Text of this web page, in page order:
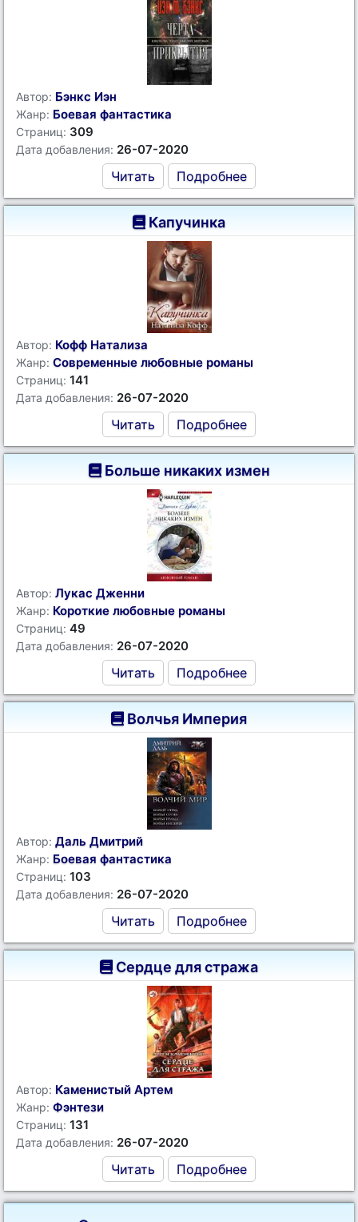
Автор: Бэнкс Иэн
Жанр: Боевая фантастика
Страниц: 309
Дата добавления: 26-07-2020
Читать Подробнее
Капучинка
Автор: Кофф Натализа
Жанр: Современные любовные романы
Страниц: 141
Дата добавления: 26-07-2020
Читать Подробнее
Больше никаких измен
Автор: Лукас Дженни
Жанр: Короткие любовные романы
Страниц: 49
Дата добавления: 26-07-2020
Читать Подробнее
Волчья Империя
Автор: Даль Дмитрий
Жанр: Боевая фантастика
Страниц: 103
Дата добавления: 26-07-2020
Читать Подробнее
Сердце для стража
Автор: Каменистый Артем
Жанр: Фэнтези
Страниц: 131
Дата добавления: 26-07-2020
Читать Подробнее